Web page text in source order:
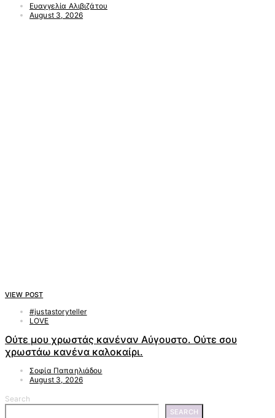
Ευαγγελία Αλιβιζάτου
August 3, 2026
VIEW POST
#justastoryteller
LOVE
Ούτε μου χρωστάς κανέναν Αύγουστο. Ούτε σου
χρωστάω κανένα καλοκαίρι.
Σοφία Παπαηλιάδου
August 3, 2026
Search
SEARCH